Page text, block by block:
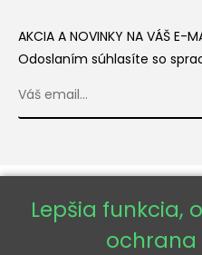
AKCIA A NOVINKY NA VÁŠ E-
Odoslaním súhlasíte so
Lepšia funkcia,
ochrana